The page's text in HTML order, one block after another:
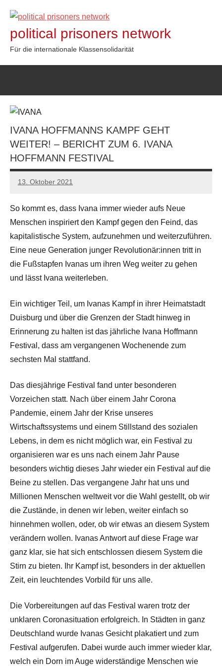
Inhalt
springen
political prisoners network
Für die internationale Klassensolidarität
IVANA HOFFMANNS KAMPF GEHT
WEITER! – BERICHT ZUM 6. IVANA
HOFFMANN FESTIVAL
13. Oktober 2021
network
So kommt es, dass Ivana immer wieder aufs Neue
Menschen inspiriert den Kampf gegen den Feind, das
kapitalistische System, aufzunehmen und weiterzuführen.
Eine neue Generation junger Revolutionär:innen tritt in
die Fußstapfen Ivanas um ihren Weg weiter zu gehen
und lässt Ivana weiterleben.
Ein wichtiger Teil, um Ivanas Kampf in ihrer Heimatstadt
Duisburg und über die Grenzen der Stadt hinweg in
Erinnerung zu halten ist das jährliche Ivana Hoffmann
Festival, dass am vergangenen Wochenende zum
sechsten Mal stattfand.
Das diesjährige Festival fand unter besonderen
Vorzeichen statt. Nach über einem Jahr Corona
Pandemie, einem Jahr der Krise unseres
Wirtschaftssystems und einem Stillstand des sozialen
Lebens, in dem es nicht möglich war, ein Festival zu
organisieren war es uns nach einem Jahr Pause
besonders wichtig dieses Jahr wieder ein Festival auf die
Beine zu stellen. Das vergangene Jahr hat uns und
Millionen Menschen weltweit vor die Wahl gestellt, ob wir
die Zustände, in denen wir leben, weiter einfach so
hinnehmen wollen, oder, ob wir etwas an diesem System
verändern wollen. Ivanas Antwort auf diese Frage war
ganz klar, sie hat sich entschlossen diesem System die
Stirn zu bieten. Ihr Kampf ist, besonders in der aktuellen
Zeit, ein leuchtendes Vorbild für uns alle.
Die Vorbereitungen auf das Festival waren trotz der
unklaren Coronasituation erfolgreich. In Städten in ganz
Deutschland wurde Ivanas Gesicht plakatiert und zum
Festival aufgerufen. Dabei wurde auch immer wieder klar,
welch ein Dorn im Auge widerständige Menschen wie